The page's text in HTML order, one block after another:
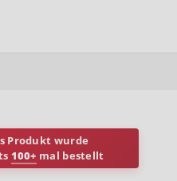
Produkt wurde
100+ mal bestellt